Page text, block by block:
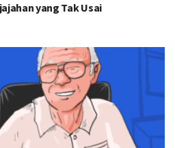
yang Tak Usai